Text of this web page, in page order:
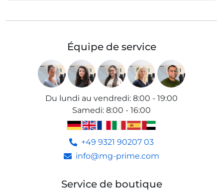
Équipe de service
Du lundi au vendredi: 8:00 - 19:00
Samedi: 8:00 - 16:00
+49 9321 90207 03
info@mg-prime.com
Service de boutique